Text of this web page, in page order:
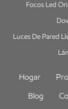
Focos Led
Luces De Pared
Hogar
Blog